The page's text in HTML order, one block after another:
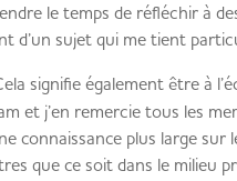
le temps de réfléchir à
d’un sujet qui me tient
signifie également être à
et j’en remercie tous les
connaissance plus large
que ce soit dans le milieu